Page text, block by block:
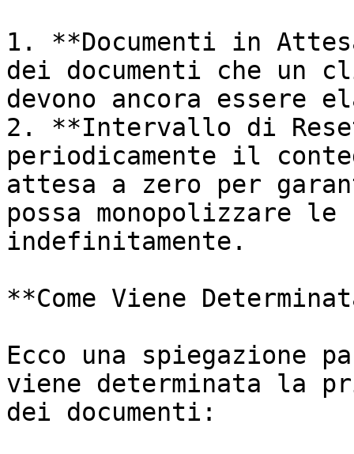
1. **Documenti in
dei documenti che un
devono ancora essere
2. **Intervallo di
periodicamente il
attesa a zero per
possa monopolizzare
indefinitamente.
**Come Viene
Ecco una spiegazione
viene determinata la
dei documenti: